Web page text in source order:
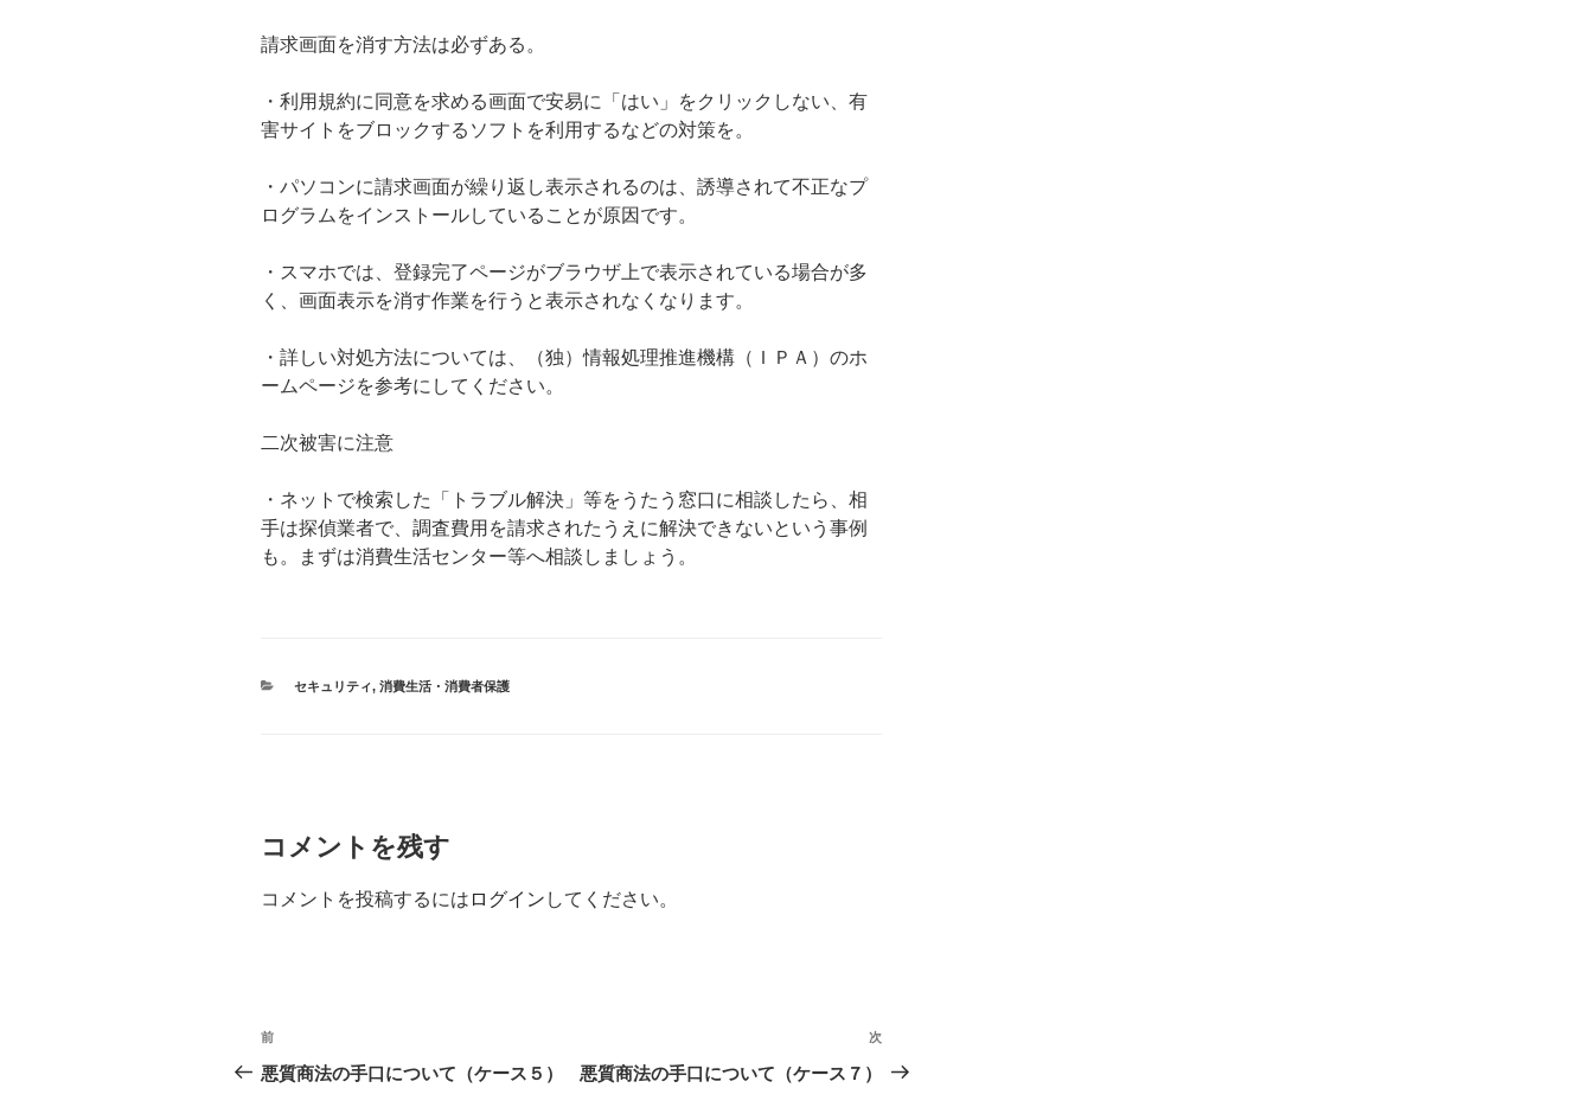
請求画面を消す方法は必ずある。
・利用規約に同意を求める画面で安易に「はい」をクリックしない、有
害サイトをブロックするソフトを利用するなどの対策を。
・パソコンに請求画面が繰り返し表示されるのは、誘導されて不正なプ
ログラムをインストールしていることが原因です。
・スマホでは、登録完了ページがブラウザ上で表示されている場合が多
く、画面表示を消す作業を行うと表示されなくなります。
・詳しい対処方法については、（独）情報処理推進機構（ＩＰＡ）のホ
ームページを参考にしてください。
二次被害に注意
・ネットで検索した「トラブル解決」等をうたう窓口に相談したら、相
手は探偵業者で、調査費用を請求されたうえに解決できないという事例
も。まずは消費生活センター等へ相談しましょう。
カ
セキュリティ, 消費生活・消費者保護
コメントを残す
コメントを投稿するには ログイン してください。
投
稿
過
去
前
悪質商法の手口について（ケース５）
の
次
悪質商法の手口について（ケース７）